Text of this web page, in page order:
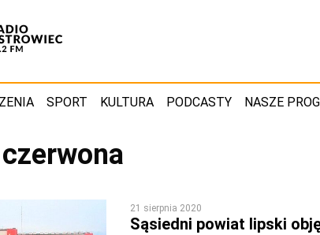
SPORT KULTURA PODCASTY NASZE
21 sierpnia 2020
Sąsiedni powiat lipski